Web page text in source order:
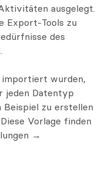
ausgelegt.
Export-Tools zu
des
importiert wurden,
jeden Datentyp
Beispiel zu erstellen
Vorlage finden
→